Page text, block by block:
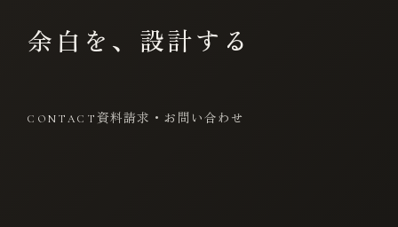
余白を、設計する
CONTACT 資料請求・お問い合わせ